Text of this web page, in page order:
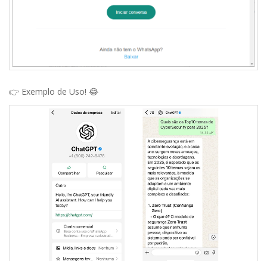
👉 Exemplo de Uso! 😂